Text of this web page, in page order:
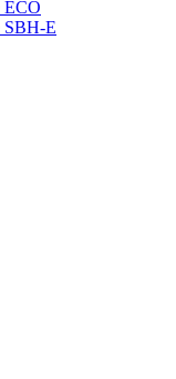
ECO
SBH-E